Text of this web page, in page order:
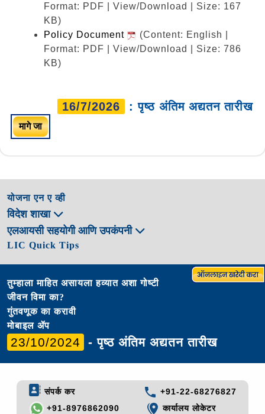
Format: PDF | View/Download | Size: 167
KB)
Policy Document
(Content: English |
Format: PDF | View/Download | Size: 786
KB)
16/7/2026 : पृष्ठ अंतिम अद्यतन तारीख
मागे जा
योजना एन ए व्ही
विदेश शाखा
एलआयसी सहयोगी आणि उपकंपनी
LIC Quick Tips
तुम्हाला माहित असायला हव्यात अशा गोष्टी
जीवन विमा का?
गुंतवणूक का करावी
मोबाइल ॲप
23/10/2024 - पृष्ठ अंतिम अद्यतन तारीख
संपर्क कर
+91-22-68276827
+91-8976862090
कार्यालय लोकेटर